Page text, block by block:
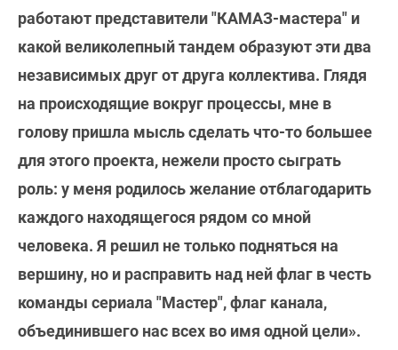
работают представители "КАМАЗ-мастера" и
какой великолепный тандем образуют эти два
независимых друг от друга коллектива. Глядя
на происходящие вокруг процессы, мне в
голову пришла мысль сделать что-то большее
для этого проекта, нежели просто сыграть
роль: у меня родилось желание отблагодарить
каждого находящегося рядом со мной
человека. Я решил не только подняться на
вершину, но и расправить над ней флаг в честь
команды сериала "Мастер", флаг канала,
объединившего нас всех во имя одной цели».